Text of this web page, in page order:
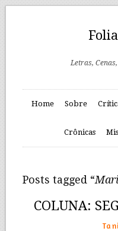
Letras,
Home Sobre
Crônicas
Posts tagged “
COLUNA: